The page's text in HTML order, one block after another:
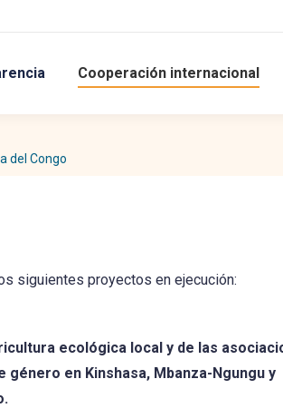
Cooperación internacional
del Congo
siguientes proyectos en ejecución:
ecológica local y de las
en Kinshasa, Mbanza-Ngungu y